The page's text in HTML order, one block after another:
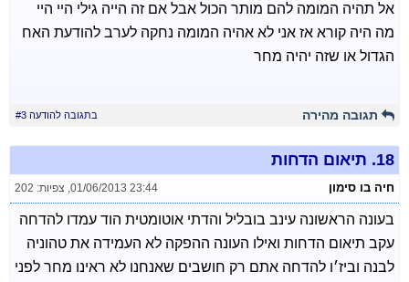
אל תהיה המומה להם מותר הכול אבל אם זה הייה גילי היי היי
מה היה קורא אז אני לא אהיה המומה נחקה לערב להודעת האח
הגדול או שזה יהיה מחר
תגובה מהירה בתגובה להודעה #3
18. תיאום הדחות
חיה בו סימון 01/06/2013 23:44
, צפיות: 202
בעונה הראשונה עינב בובליל והדתי אוטומטית הוד עמדו להדחה
עקב תיאום הדחות ואילו העונה ההפקה לא העמידה את טהוניה
לבנה וביז׳ו להדחה אתם רק חושבים שאנחנו לא ראינו מחר לפני